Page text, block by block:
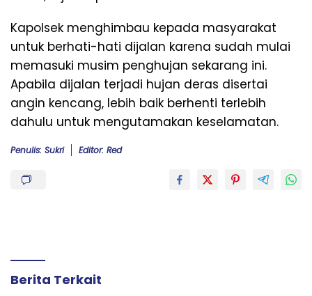
Kapolsek menghimbau kepada masyarakat
untuk berhati-hati dijalan karena sudah mulai
memasuki musim penghujan sekarang ini.
Apabila dijalan terjadi hujan deras disertai
angin kencang, lebih baik berhenti terlebih
dahulu untuk mengutamakan keselamatan.
Penulis: Sukri Editor: Red
Berita Terkait